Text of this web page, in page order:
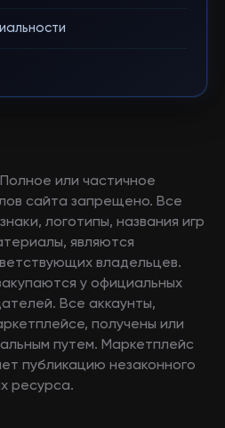
или частичное
сайта запрещено. Все
логотипы, названия игр
являются
владельцев.
у официальных
Все аккаунты,
получены или
путем. Маркетплейс
публикацию незаконного
ресурса.